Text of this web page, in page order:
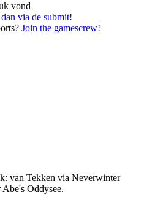
vond
via de submit!
Join the gamescrew!
van Tekken via Neverwinter
Oddysee.